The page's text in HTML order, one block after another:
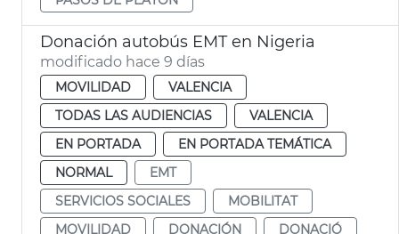
Donación autobús EMT en Nigeria
modificado hace 9 días
MOVILIDAD
VALENCIA
TODAS LAS AUDIENCIAS
VALENCIA
EN PORTADA
EN PORTADA TEMÁTICA
NORMAL
EMT
SERVICIOS SOCIALES
MOBILITAT
MOVILIDAD
DONACIÓN DONACIÓ